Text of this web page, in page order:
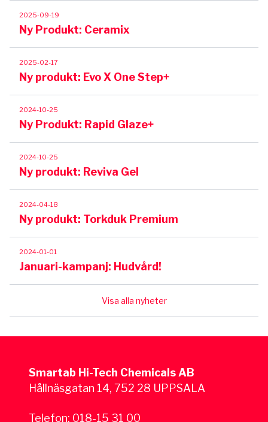
2025-09-19
Ny Produkt: Ceramix
2025-02-17
Ny produkt: Evo X One Step+
2024-10-25
Ny Produkt: Rapid Glaze+
2024-10-25
Ny produkt: Reviva Gel
2024-04-18
Ny produkt: Torkduk Premium
2024-01-01
Januari-kampanj: Hudvård!
Visa alla nyheter
Smartab Hi-Tech Chemicals AB
Hållnäsgatan 14, 752 28 UPPSALA
Telefon: 018-15 31 00